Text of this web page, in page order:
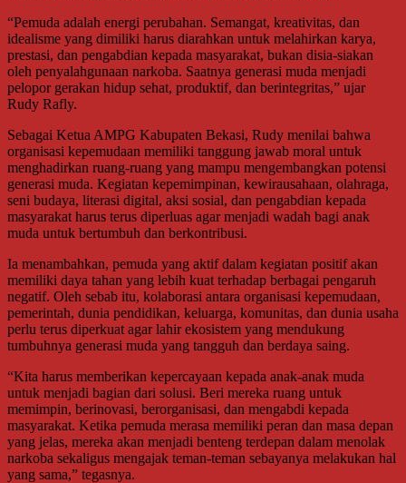
“Pemuda adalah energi perubahan. Semangat, kreativitas, dan
idealisme yang dimiliki harus diarahkan untuk melahirkan karya,
prestasi, dan pengabdian kepada masyarakat, bukan disia-siakan
oleh penyalahgunaan narkoba. Saatnya generasi muda menjadi
pelopor gerakan hidup sehat, produktif, dan berintegritas,” ujar
Rudy Rafly.
Sebagai Ketua AMPG Kabupaten Bekasi, Rudy menilai bahwa
organisasi kepemudaan memiliki tanggung jawab moral untuk
menghadirkan ruang-ruang yang mampu mengembangkan potensi
generasi muda. Kegiatan kepemimpinan, kewirausahaan, olahraga,
seni budaya, literasi digital, aksi sosial, dan pengabdian kepada
masyarakat harus terus diperluas agar menjadi wadah bagi anak
muda untuk bertumbuh dan berkontribusi.
Ia menambahkan, pemuda yang aktif dalam kegiatan positif akan
memiliki daya tahan yang lebih kuat terhadap berbagai pengaruh
negatif. Oleh sebab itu, kolaborasi antara organisasi kepemudaan,
pemerintah, dunia pendidikan, keluarga, komunitas, dan dunia usaha
perlu terus diperkuat agar lahir ekosistem yang mendukung
tumbuhnya generasi muda yang tangguh dan berdaya saing.
“Kita harus memberikan kepercayaan kepada anak-anak muda
untuk menjadi bagian dari solusi. Beri mereka ruang untuk
memimpin, berinovasi, berorganisasi, dan mengabdi kepada
masyarakat. Ketika pemuda merasa memiliki peran dan masa depan
yang jelas, mereka akan menjadi benteng terdepan dalam menolak
narkoba sekaligus mengajak teman-teman sebayanya melakukan hal
yang sama,” tegasnya.